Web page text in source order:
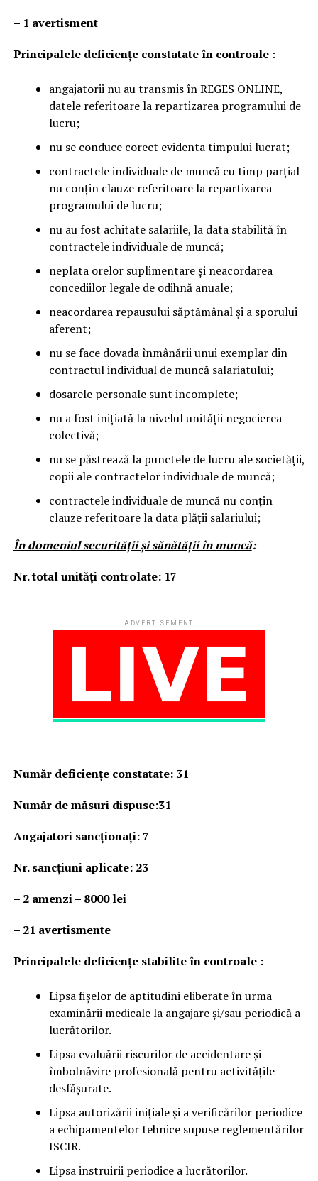
–1 avertisment
Principalele deficienţe constatate în controale:
angajatorii nu au transmis în REGES ONLINE,
datele referitoare la repartizarea programului de
lucru;
nu se conduce corect evidenta timpului lucrat;
contractele individuale de muncă cu timp parțial
nu conțin clauze referitoare la repartizarea
programului de lucru;
nu au fost achitate salariile, la data stabilită în
contractele individuale de muncă;
neplata orelor suplimentare și neacordarea
concediilor legale de odihnă anuale;
neacordarea repausului săptămânal și a sporului
aferent;
nu se face dovada înmânării unui exemplar din
contractul individual de muncă salariatului;
dosarele personale sunt incomplete;
nu a fost inițiată la nivelul unității negocierea
colectivă;
nu se păstrează la punctele de lucru ale societății,
copii ale contractelor individuale de muncă;
contractele individuale de muncă nu conțin
clauze referitoare la data plății salariului;
În domeniul securităţii şi sănătăţii în muncă:
Nr. total unităţi controlate: 17
ADVERTISEMENT
Număr deficienţe constatate: 31
Număr de măsuri dispuse:31
Angajatori sancționați: 7
Nr. sancţiuni aplicate: 23
– 2 amenzi – 8000 lei
– 21 avertismente
Principalele deficienţe stabilite în controale :
Lipsa fișelor de aptitudini eliberate în urma
examinării medicale la angajare și/sau periodică a
lucrătorilor.
Lipsa evaluării riscurilor de accidentare și
îmbolnăvire profesională pentru activitățile
desfășurate.
Lipsa autorizării inițiale și a verificărilor periodice
a echipamentelor tehnice supuse reglementărilor
ISCIR.
Lipsa instruirii periodice a lucrătorilor.